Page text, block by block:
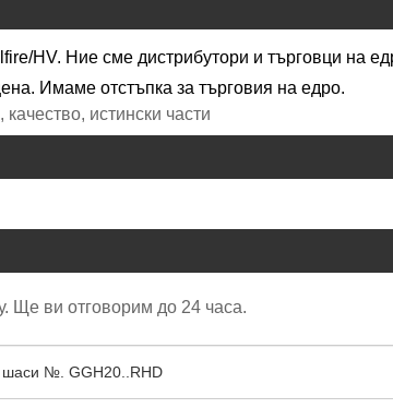
HV. Ние сме дистрибутори и търговци на
Имаме отстъпка за търговия на едро.
истински части
Ще ви отговорим до 24 часа.